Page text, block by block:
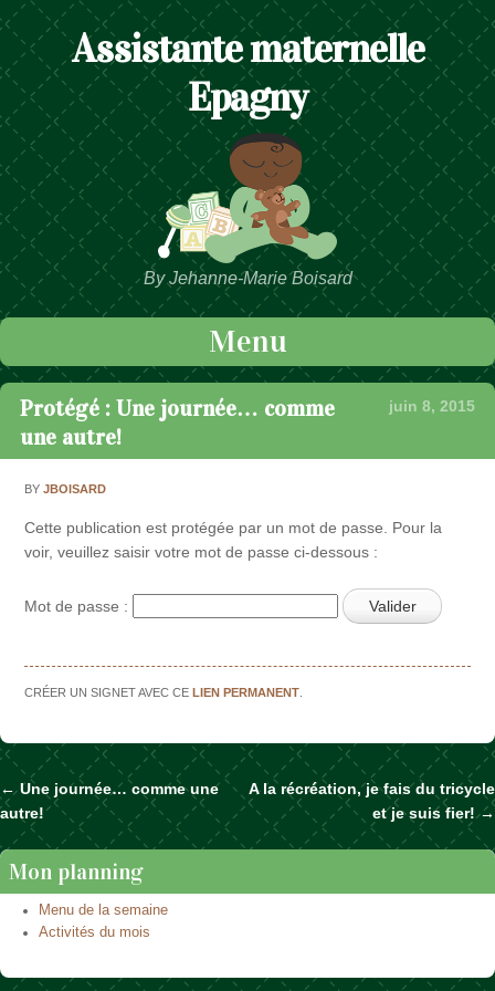
Assistante maternelle
Epagny
By Jehanne-Marie Boisard
Menu
Passer au contenu
Protégé : Une journée… comme
une autre!
juin 8, 2015
BYJBOISARD
Cette publication est protégée par un mot de passe. Pour la
voir, veuillez saisir votre mot de passe ci-dessous :
Mot de passe :
CRÉER UN SIGNET AVEC CELIEN PERMANENT
Naviguer dans les articles
←Une journée… comme une
autre!
A la récréation, je fais du tricycle
et je suis fier!→
Mon planning
Menu de la semaine
Activités du mois